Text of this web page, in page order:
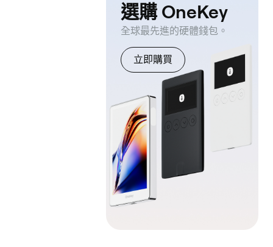
選購 OneKey
全球最先進的硬體錢包。
立即購買